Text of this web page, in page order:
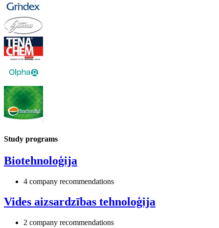
Study programs
Biotehnoloģija
4 company recommendations
Vides aizsardzības tehnoloģija
2 company recommendations